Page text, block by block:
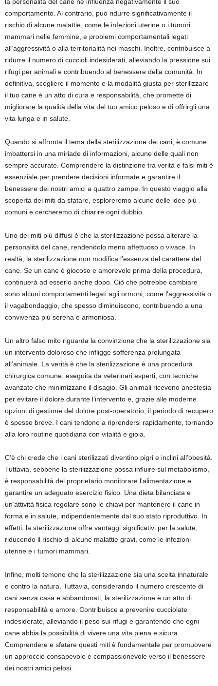
comportamento. Al contrario, può ridurre significativamente il
rischio di alcune malattie, come le infezioni uterine o i tumori
mammari nelle femmine, e problemi comportamentali legati
all’aggressività o alla territorialità nei maschi. Inoltre, contribuisce a
ridurre il numero di cuccioli indesiderati, alleviando la pressione sui
rifugi per animali e contribuendo al benessere della comunità. In
definitiva, scegliere il momento e la modalità giusta per sterilizzare
il tuo cane è un atto di cura e responsabilità, che promette di
migliorare la qualità della vita del tuo amico peloso e di offrirgli una
vita lunga e in salute.
Quando si affronta il tema della sterilizzazione dei cani, è comune
imbattersi in una miriade di informazioni, alcune delle quali non
sempre accurate. Comprendere la distinzione tra verità e falsi miti è
essenziale per prendere decisioni informate e garantire il
benessere dei nostri amici a quattro zampe. In questo viaggio alla
scoperta dei miti da sfatare, esploreremo alcune delle idee più
comuni e cercheremo di chiarire ogni dubbio.
Uno dei miti più diffusi è che la sterilizzazione possa alterare la
personalità del cane, rendendolo meno affettuoso o vivace. In
realtà, la sterilizzazione non modifica l’essenza del carattere del
cane. Se un cane è giocoso e amorevole prima della procedura,
continuerà ad esserlo anche dopo. Ciò che potrebbe cambiare
sono alcuni comportamenti legati agli ormoni, come l’aggressività o
il vagabondaggio, che spesso diminuiscono, contribuendo a una
convivenza più serena e armoniosa.
Un altro falso mito riguarda la convinzione che la sterilizzazione sia
un intervento doloroso che infligge sofferenza prolungata
all’animale. La verità è che la sterilizzazione è una procedura
chirurgica comune, eseguita da veterinari esperti, con tecniche
avanzate che minimizzano il disagio. Gli animali ricevono anestesia
per evitare il dolore durante l’intervento e, grazie alle moderne
opzioni di gestione del dolore post-operatorio, il periodo di recupero
è spesso breve. I cani tendono a riprendersi rapidamente, tornando
alla loro routine quotidiana con vitalità e gioia.
C’è chi crede che i cani sterilizzati diventino pigri e inclini all’obesità.
Tuttavia, sebbene la sterilizzazione possa influire sul metabolismo,
è responsabilità del proprietario monitorare l’alimentazione e
garantire un adeguato esercizio fisico. Una dieta bilanciata e
un’attività fisica regolare sono le chiavi per mantenere il cane in
forma e in salute, indipendentemente dal suo stato riproduttivo. In
effetti, la sterilizzazione offre vantaggi significativi per la salute,
riducendo il rischio di alcune malattie gravi, come le infezioni
uterine e i tumori mammari.
Infine, molti temono che la sterilizzazione sia una scelta innaturale
e contro la natura. Tuttavia, considerando il numero crescente di
cani senza casa e abbandonati, la sterilizzazione è un atto di
responsabilità e amore. Contribuisce a prevenire cucciolate
indesiderate, alleviando il peso sui rifugi e garantendo che ogni
cane abbia la possibilità di vivere una vita piena e sicura.
Comprendere e sfatare questi miti è fondamentale per promuovere
un approccio consapevole e compassionevole verso il benessere
dei nostri amici pelosi.